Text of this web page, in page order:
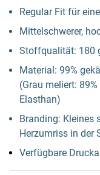
Regular Fit für
Mittelschwerer,
Stoffqualität: 180
Material: 99%
(Grau meliert:
Elasthan)
Branding: Kleines
Herzumriss in der
Verfügbare